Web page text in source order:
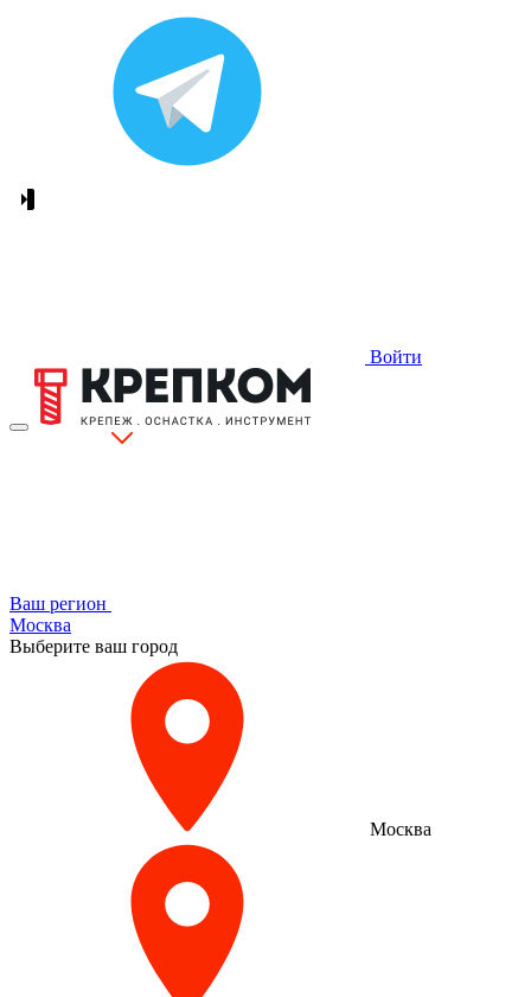
Войти
Ваш регион
Москва
Выберите ваш город
Москва